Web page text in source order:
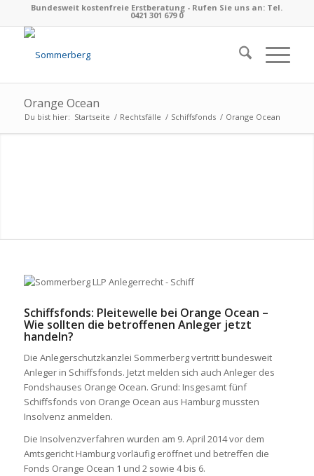
Bundesweit kostenfreie Erstberatung - Rufen Sie uns an: Tel.
0421 301 679 0
Orange Ocean
Du bist hier: Startseite / Rechtsfälle / Schiffsfonds / Orange Ocean
Schiffsfonds: Pleitewelle bei Orange Ocean –
Wie sollten die betroffenen Anleger jetzt
handeln?
Die Anlegerschutzkanzlei Sommerberg vertritt bundesweit
Anleger in Schiffsfonds. Jetzt melden sich auch Anleger des
Fondshauses Orange Ocean. Grund: Insgesamt fünf
Schiffsfonds von Orange Ocean aus Hamburg mussten
Insolvenz anmelden.
Die Insolvenzverfahren wurden am 9. April 2014 vor dem
Amtsgericht Hamburg vorläufig eröffnet und betreffen die
Fonds Orange Ocean 1 und 2 sowie 4 bis 6.